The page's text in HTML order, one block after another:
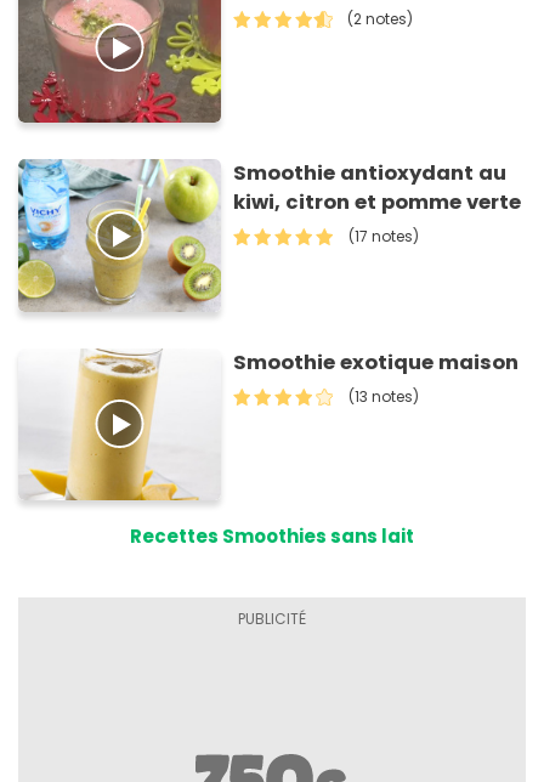
(2 notes)
Smoothie antioxydant au
kiwi, citron et pomme verte
(17 notes)
Smoothie exotique maison
(13 notes)
Recettes Smoothies sans lait